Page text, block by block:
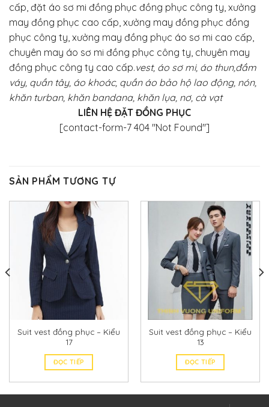
cấp, đặt áo sơ mi đồng phục đồng phục công ty, xưởng
may đồng phục cao cấp, xưởng may đồng phục đồng
phục công ty, xưởng may đồng phục áo sơ mi cao cấp,
chuyên may áo sơ mi đồng phục công ty, chuyên may
đồng phục công ty cao cấp.vest, áo sơ mi, áo thun,đầm
váy, quần tây, áo khoác, quần áo bảo hộ lao động, nón,
khăn turban, khăn bandana, khăn lụa, nơ, cà vạt
LIÊN HỆ ĐẶT ĐỒNG PHỤC
[contact-form-7 404 "Not Found"]
SẢN PHẨM TƯƠNG TỰ
Suit vest đồng phục – Kiểu
17
ĐỌC TIẾP
Suit vest đồng phục – Kiểu
13
ĐỌC TIẾP